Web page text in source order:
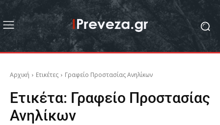
Αρχική Ετικέτες Γραφείο Προστασίας Ανηλίκων
Ετικέτα: Γραφείο Προστασίας
Ανηλίκων